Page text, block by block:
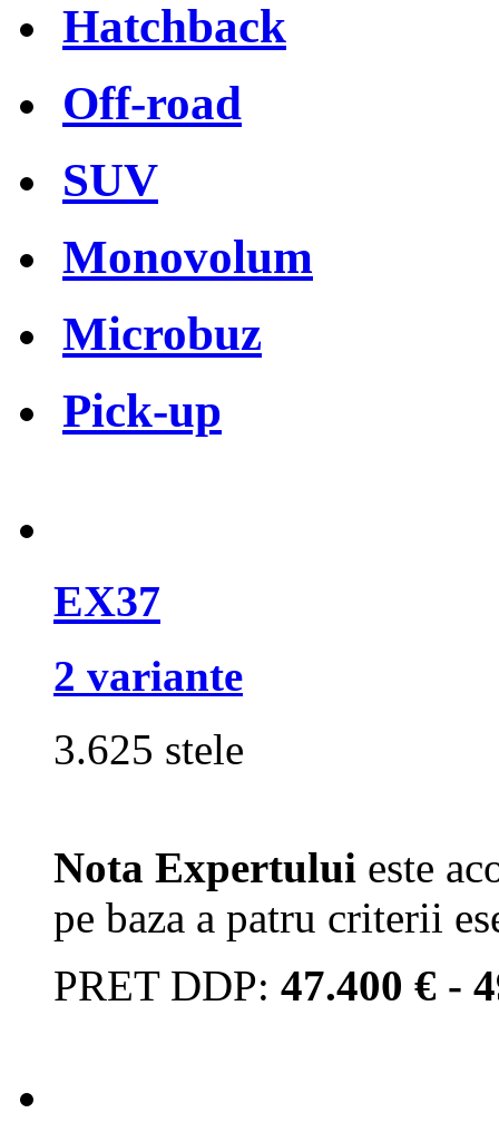
Hatchback
Off-road
SUV
Monovolum
Microbuz
Pick-up
EX37
2 variante
3.625 stele
Nota Expertului este
pe baza a patru criterii
PRET DDP: 47.400 € -